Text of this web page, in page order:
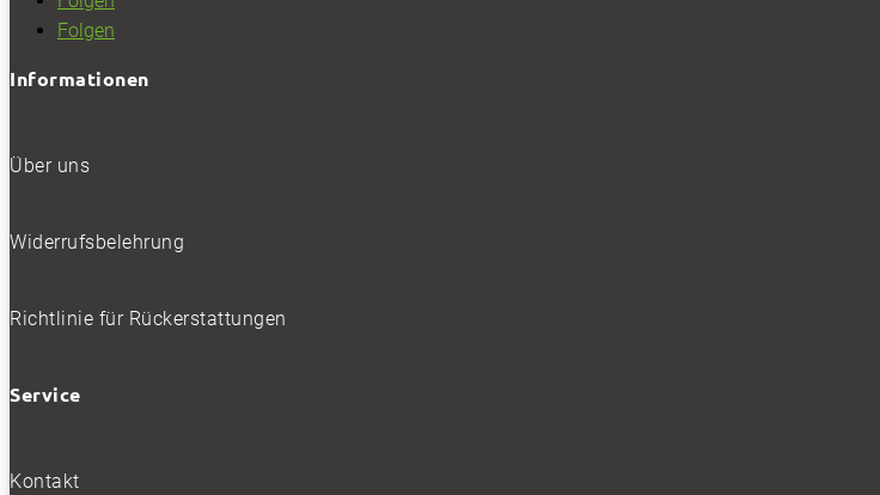
Folgen
Informationen
Über uns
Widerrufsbelehrung
Richtlinie für Rückerstattungen
Service
Kontakt